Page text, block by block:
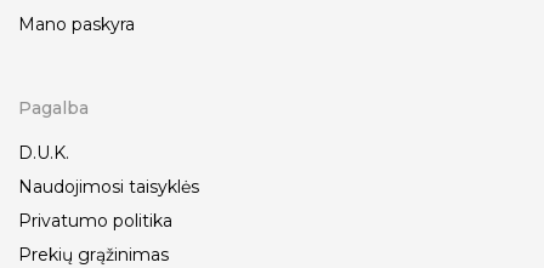
Mano paskyra
Pagalba
D.U.K.
Naudojimosi taisyklės
Privatumo politika
Prekių grąžinimas